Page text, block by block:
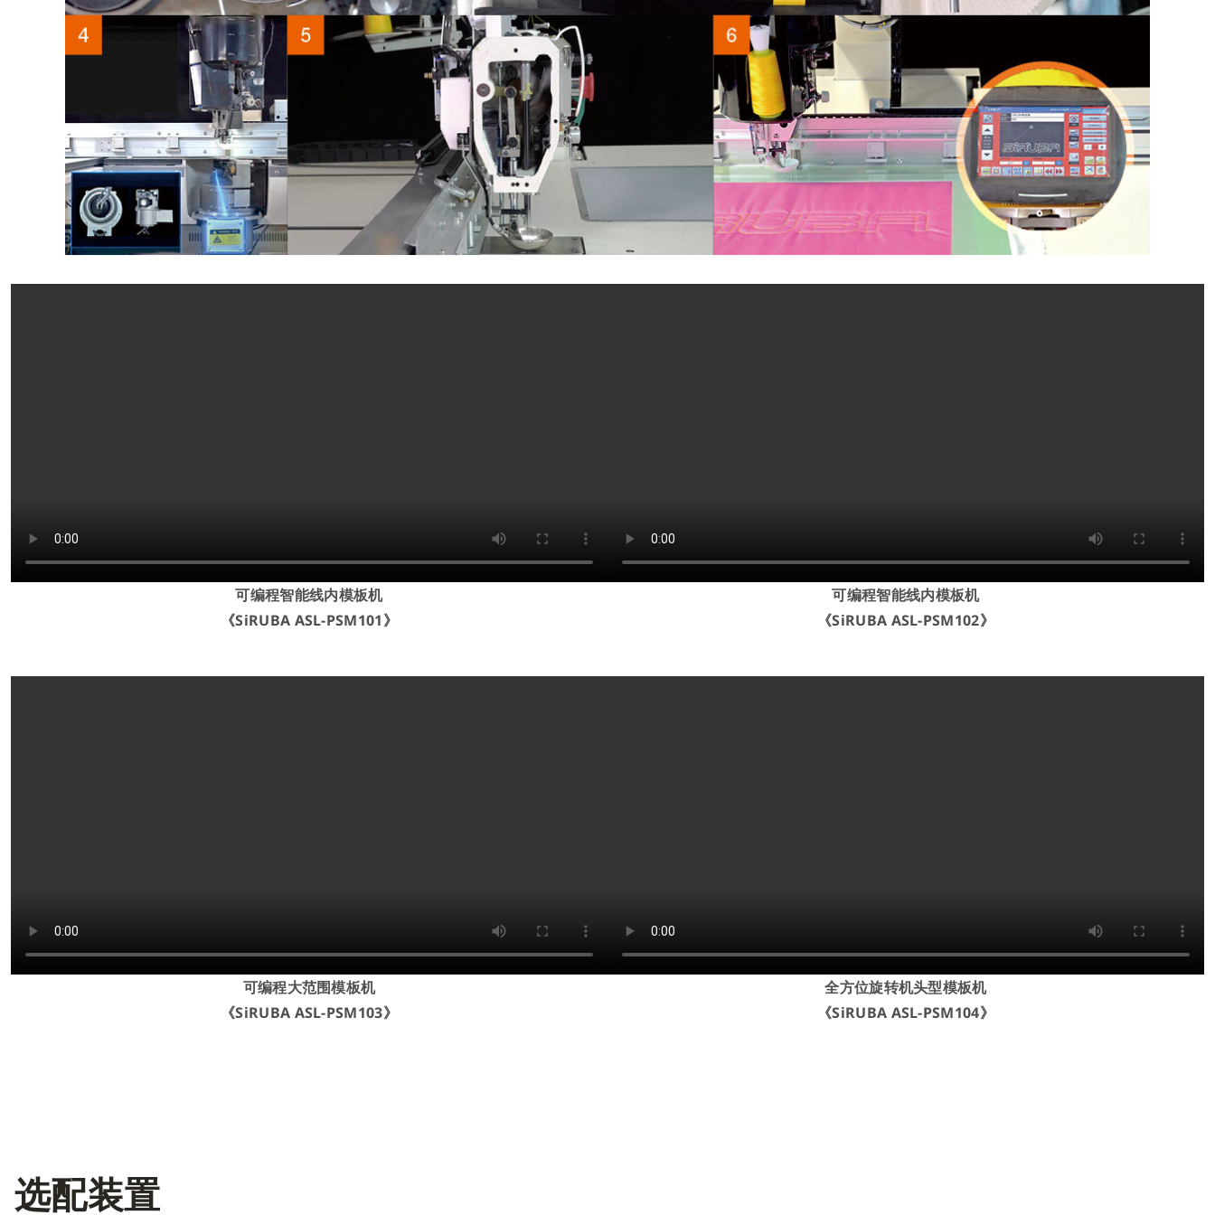
可编程智能线内模板机
《SiRUBA ASL-PSM101》
可编程智能线内模板机
《SiRUBA ASL-PSM102》
可编程大范围模板机
《SiRUBA ASL-PSM103》
全方位旋转机头型模板机
《SiRUBA ASL-PSM104》
选配装置